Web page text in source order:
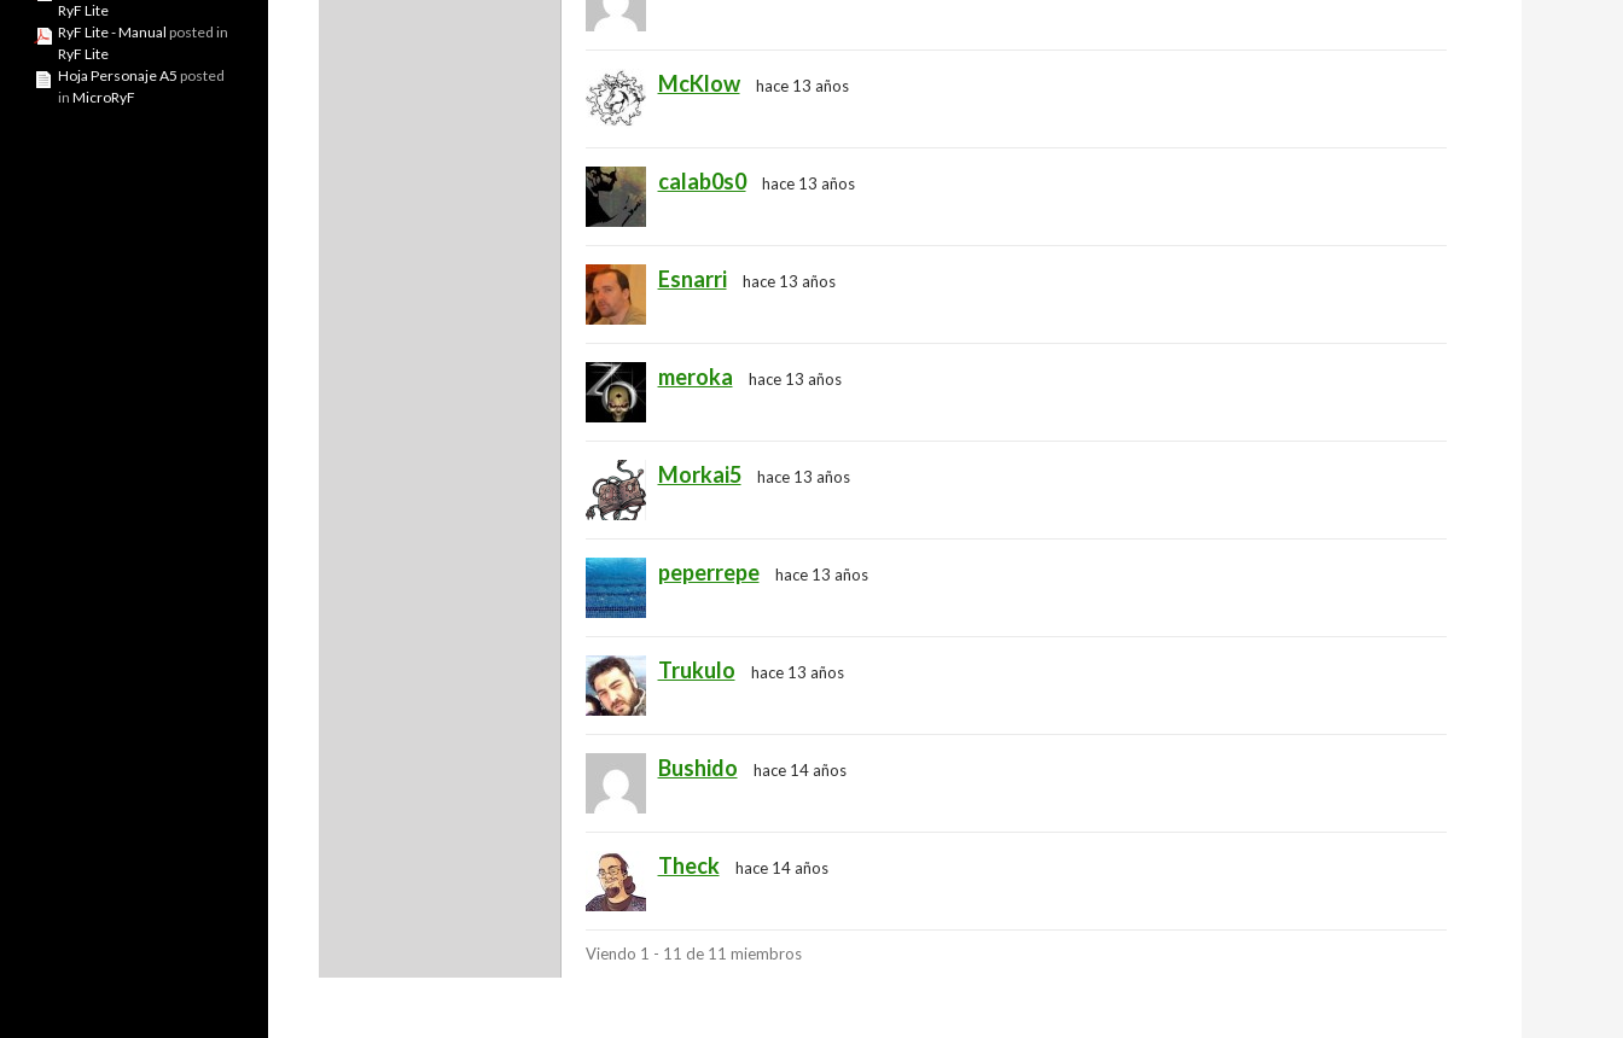
McKlow hace 13 años
calab0s0 hace 13 años
Esnarri hace 13 años
meroka hace 13 años
Morkai5 hace 13 años
peperrepe hace 13 años
Trukulo hace 13 años
Bushido hace 14 años
Theck hace 14 años
Viendo 1 - 11 de 11 miembros
RyF Lite
RyF Lite - Manual posted in
RyF Lite
Hoja Personaje A5 posted
in MicroRyF